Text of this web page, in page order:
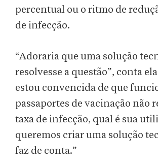
percentual ou o ritmo de
de infecção.
“Adoraria que uma solução
resolvesse a questão”, conta
estou convencida de que
passaportes de vacinação não
taxa de infecção, qual é sua
queremos criar uma solução
faz de conta.”